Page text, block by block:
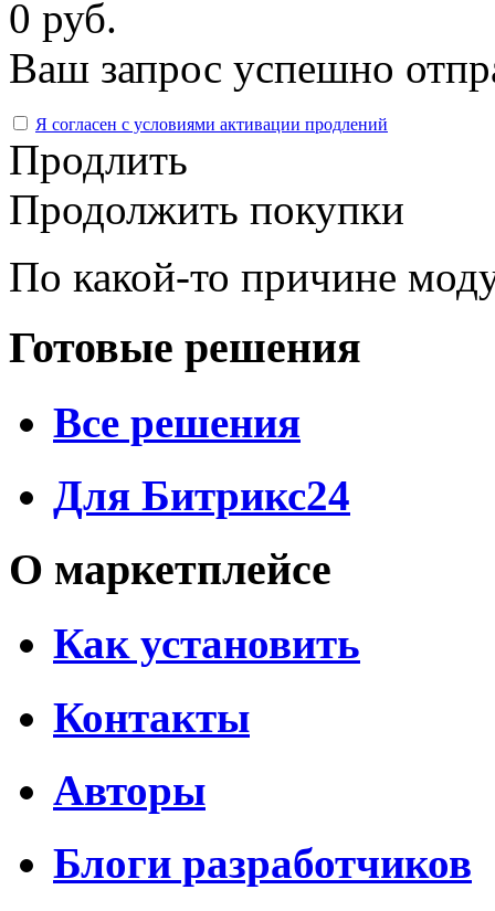
0 руб.
Ваш запрос успешно
Я согласен с условиями активации продлений
Продлить
Продолжить покупки
По какой-то причине
Готовые решения
Все решения
Для Битрикс24
О маркетплейсе
Как установить
Контакты
Авторы
Блоги разработчиков